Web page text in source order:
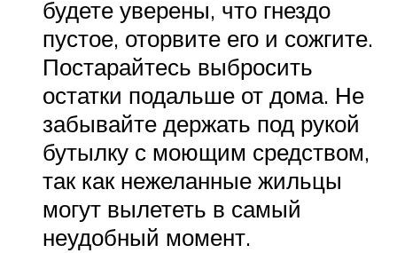
будете уверены, что гнездо
пустое, оторвите его и сожгите.
Постарайтесь выбросить
остатки подальше от дома. Не
забывайте держать под рукой
бутылку с моющим средством,
так как нежеланные жильцы
могут вылететь в самый
неудобный момент.